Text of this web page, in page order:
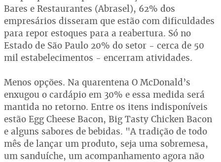
Bares e Restaurantes (Abrasel), 62% dos
empresários disseram que estão com dificuldades
para repor estoques para a reabertura. Só no
Estado de São Paulo 20% do setor - cerca de 50
mil estabelecimentos - encerram atividades.
Menos opções. Na quarentena O McDonald’s
enxugou o cardápio em 30% e essa medida será
mantida no retorno. Entre os itens indisponíveis
estão Egg Cheese Bacon, Big Tasty Chicken Bacon
e alguns sabores de bebidas. "A tradição de todo
mês de lançar um produto, seja uma sobremesa,
um sanduíche, um acompanhamento agora não